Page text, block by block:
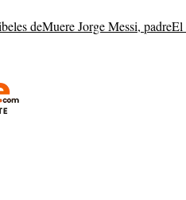
deMuere Jorge Messi, padreEl